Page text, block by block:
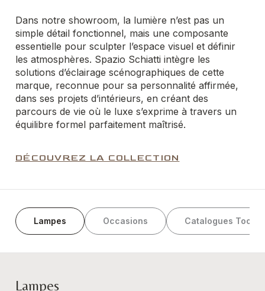
Dans notre showroom, la lumière n’est pas un
simple détail fonctionnel, mais une composante
essentielle pour sculpter l’espace visuel et définir
les atmosphères. Spazio Schiatti intègre les
solutions d’éclairage scénographiques de cette
marque, reconnue pour sa personnalité affirmée,
dans ses projets d’intérieurs, en créant des
parcours de vie où le luxe s’exprime à travers un
équilibre formel parfaitement maîtrisé.
DÉCOUVREZ LA COLLECTION
Lampes Occasions Catalogues Tooy
Lampes